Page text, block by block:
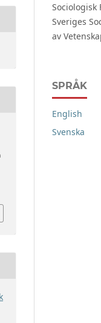
Sociologisk
Sveriges
av
SPRÅK
English
Svenska